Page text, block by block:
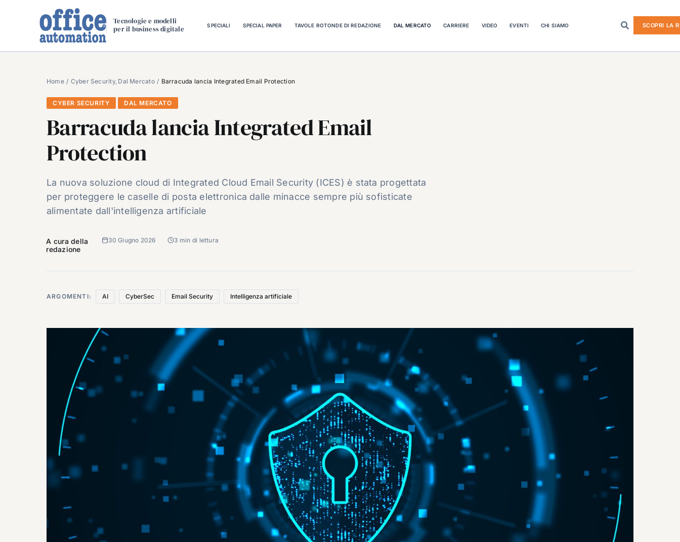
Tecnologie e modelli
per il business digitale
SPECIALI SPECIAL PAPER TAVOLE ROTONDE DI REDAZIONE DAL MERCATO CARRIERE VIDEO EVENTI CHI SIAMO SCOPRI LA
Home Cyber Security Dal Mercato Barracuda lancia Integrated Email Protection
CYBER SECURITY DAL MERCATO
Barracuda lancia Integrated Email
Protection
La nuova soluzione cloud di Integrated Cloud Email Security (ICES) è stata progettata
per proteggere le caselle di posta elettronica dalle minacce sempre più sofisticate
alimentate dall'intelligenza artificiale
A cura della
redazione
30 Giugno 2026 3 min di lettura
ARGOMENTI: AI CyberSec Email Security Intelligenza artificiale